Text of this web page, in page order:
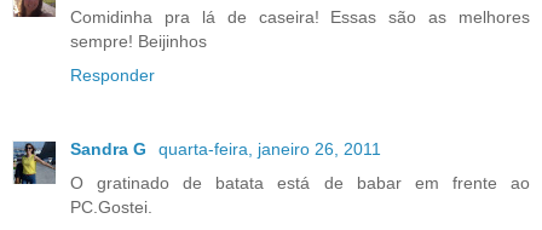
Comidinha pra lá de caseira! Essas são as melhores
sempre! Beijinhos
Responder
Sandra G
quarta-feira, janeiro 26, 2011
O gratinado de batata está de babar em frente ao
PC.Gostei.